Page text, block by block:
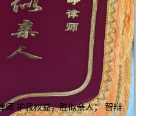
师 护我权益，胜似亲人； 智辩